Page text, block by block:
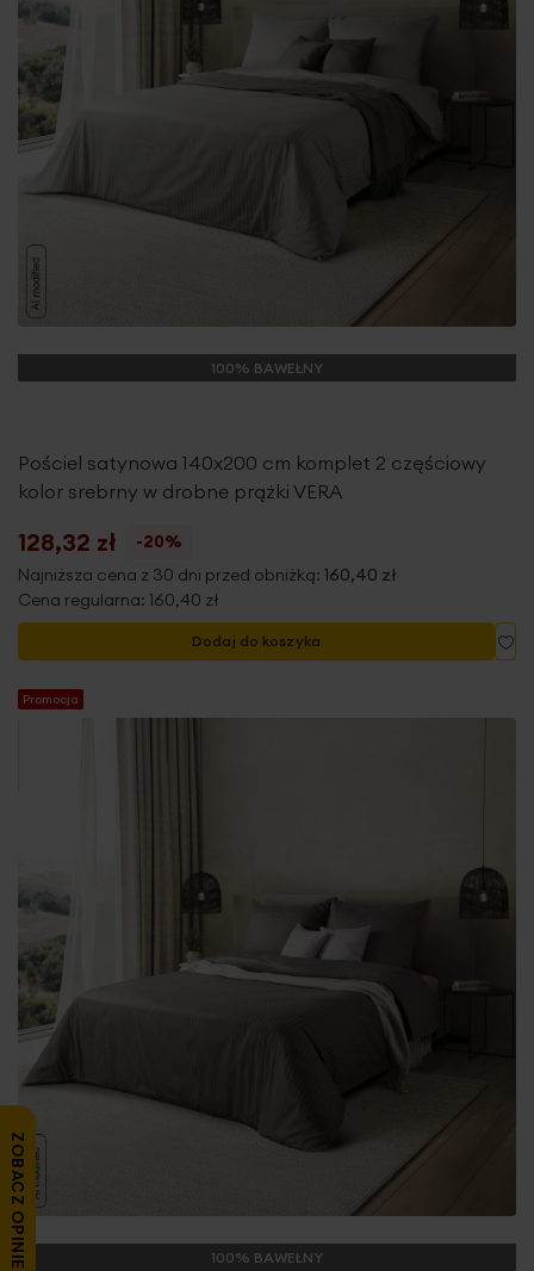
100% BAWEŁNY
Pościel satynowa 140x200 cm komplet 2 częściowy
kolor srebrny w drobne prążki VERA
128,32 zł
-20%
Najniższa cena z 30 dni przed obniżką: 160,40 zł
Cena regularna: 160,40 zł
Dodaj do koszyka
Promocja
100% BAWEŁNY
ZOBACZ OPINIE